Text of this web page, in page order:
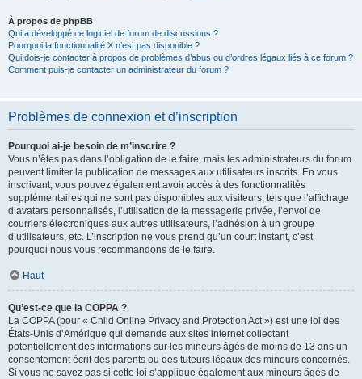
À propos de phpBB
Qui a développé ce logiciel de forum de discussions ?
Pourquoi la fonctionnalité X n’est pas disponible ?
Qui dois-je contacter à propos de problèmes d’abus ou d’ordres légaux liés à ce forum ?
Comment puis-je contacter un administrateur du forum ?
Problèmes de connexion et d’inscription
Pourquoi ai-je besoin de m’inscrire ?
Vous n’êtes pas dans l’obligation de le faire, mais les administrateurs du forum
peuvent limiter la publication de messages aux utilisateurs inscrits. En vous
inscrivant, vous pouvez également avoir accès à des fonctionnalités
supplémentaires qui ne sont pas disponibles aux visiteurs, tels que l’affichage
d’avatars personnalisés, l’utilisation de la messagerie privée, l’envoi de
courriers électroniques aux autres utilisateurs, l’adhésion à un groupe
d’utilisateurs, etc. L’inscription ne vous prend qu’un court instant, c’est
pourquoi nous vous recommandons de le faire.
Haut
Qu’est-ce que la COPPA ?
La COPPA (pour « Child Online Privacy and Protection Act ») est une loi des
États-Unis d’Amérique qui demande aux sites internet collectant
potentiellement des informations sur les mineurs âgés de moins de 13 ans un
consentement écrit des parents ou des tuteurs légaux des mineurs concernés.
Si vous ne savez pas si cette loi s’applique également aux mineurs âgés de